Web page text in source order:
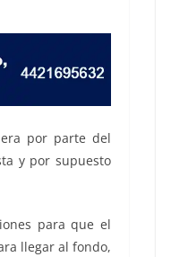
por parte del
y por supuesto
para que el
llegar al fondo,